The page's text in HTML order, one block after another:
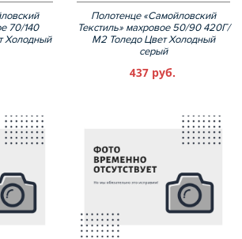
70/140
Холодный
Полотенце «Самойловский
Текстиль» махровое 50/90 420Г/
М2 Толедо Цвет Холодный
серый
437 руб.